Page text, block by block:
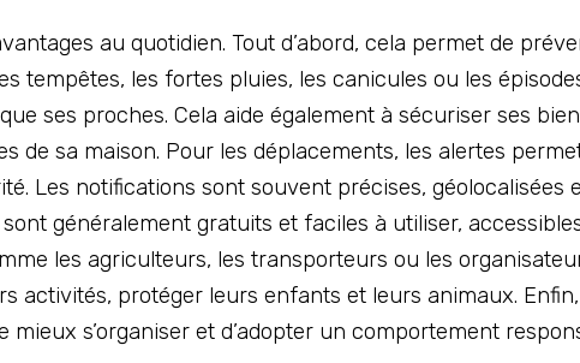
au quotidien. Tout d’abord, cela permet de
tempêtes, les fortes pluies, les canicules ou les
ses proches. Cela aide également à sécuriser ses
de sa maison. Pour les déplacements, les alertes
Les notifications sont souvent précises, géolocalisées
généralement gratuits et faciles à utiliser,
les agriculteurs, les transporteurs ou les
activités, protéger leurs enfants et leurs animaux.
s’organiser et d’adopter un comportement